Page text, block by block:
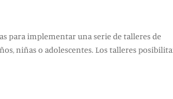
para implementar una serie de talleres de
niñas o adolescentes. Los talleres